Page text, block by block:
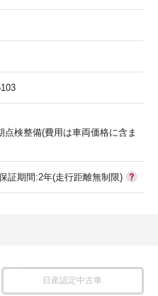
点検整備(費用は車両価格に含ま
証期間:2年(走行距離無制限)
日産認定中古車